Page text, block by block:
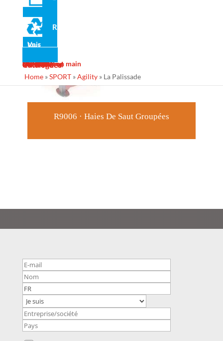
Recyclé
Voir tous
Actualité
Galerie
Services
Design
Fabrication
Maintenance
Projets clé en main
Contact
Ins Général
Catalogues
Home»SPORT»Agility» La Palissade
R9006 · Haies De Saut Groupées